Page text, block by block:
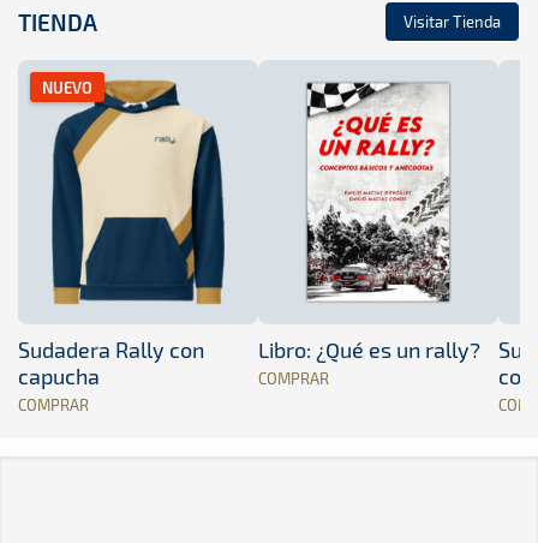
TIENDA Visitar Tienda
NUEVO
Sudadera Rally con
capucha
COMPRAR
Libro: ¿Qué es un rally?
COMPRAR